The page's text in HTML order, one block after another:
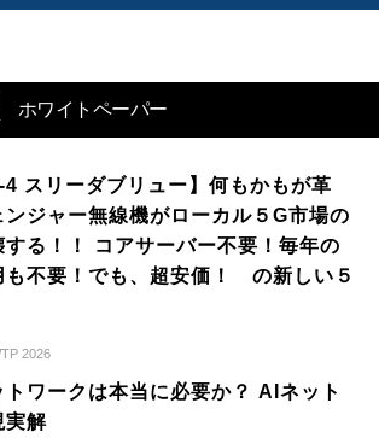
ホワイトペーパー
4 スリーダブリュー】何もかもが革
ジャー無線機がローカル５G市場の
する！！ コアサーバー不要！毎年の
も不要！でも、超安価！ の新しい５
2026
ワークは本当に必要か？ AIネット
実解